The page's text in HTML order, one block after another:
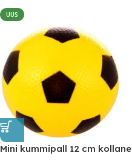
UUS
Mini kummipall 12 cm kollane